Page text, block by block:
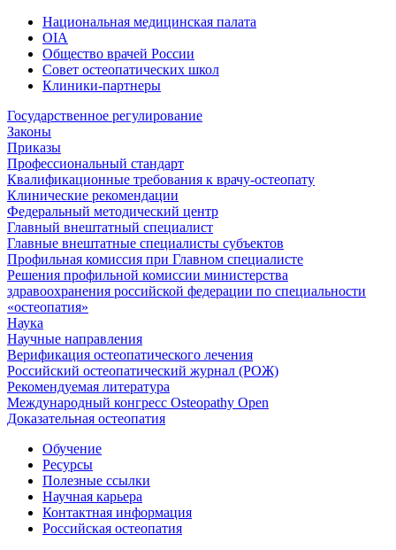
Национальная медицинская палата
OIA
Общество врачей России
Совет остеопатических школ
Клиники-партнеры
Государственное регулирование
Законы
Приказы
Профессиональный стандарт
Квалификационные требования к врачу-остеопату
Клинические рекомендации
Федеральный методический центр
Главный внештатный специалист
Главные внештатные специалисты субъектов
Профильная комиссия при Главном специалисте
Решения профильной комиссии министерства
здравоохранения российской федерации по специальности
«остеопатия»
Наука
Научные направления
Верификация остеопатического лечения
Российский остеопатический журнал (РОЖ)
Рекомендуемая литература
Международный конгресс Osteopathy Open
Доказательная остеопатия
Обучение
Ресурсы
Полезные ссылки
Научная карьера
Контактная информация
Российская остеопатия